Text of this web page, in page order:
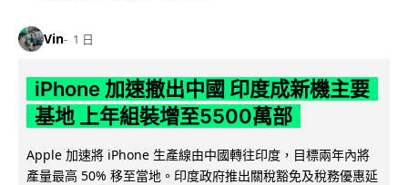
Vin 1 日
iPhone 加速撤出中國 印度成新機主要
基地 上年組裝增至5500萬部
Apple 加速將 iPhone 生產線由中國轉往印度，目標兩年內將
產量最高 50% 移至當地。印度政府推出關稅豁免及稅務優惠延